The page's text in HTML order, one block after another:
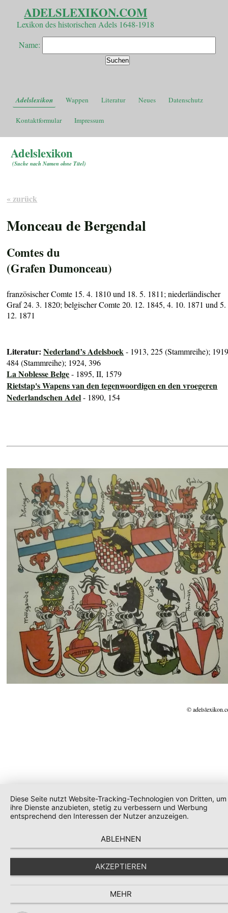
ADELSLEXIKON.COM
Lexikon des historischen Adels 1648-1918
Name:
Adelslexikon Wappen Literatur Neues Datenschutz
Kontaktformular Impressum
Adelslexikon
(Suche nach Namen ohne Titel)
« zurück
Monceau de Bergendal
Comtes du
(Grafen Dumonceau)
französischer Comte 15. 4. 1810 und 18. 5. 1811; niederländischer
Graf 24. 3. 1820; belgischer Comte 20. 12. 1845, 4. 10. 1871 und 5.
12. 1871
Literatur:Nederland’s Adelsboek- 1913, 225 (Stammreihe);
484 (Stammreihe); 1924, 396
La Noblesse Belge- 1895, II, 1579
Rietstap's Wapens van den tegenwoordigen en den vroegeren
Nederlandschen Adel- 1890, 154
©
Diese Seite nutzt Website-Tracking-Technologien von Dritten, um
ihre Dienste anzubieten, stetig zu verbessern und Werbung
entsprechend den Interessen der Nutzer anzuzeigen.
ABLEHNEN
AKZEPTIEREN
MEHR